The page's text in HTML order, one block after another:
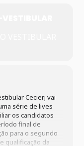
Cecierj vai
série de lives
os candidatos
final de
para o segundo
qualificação da